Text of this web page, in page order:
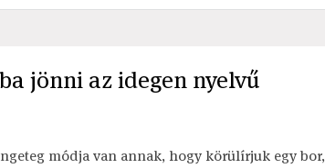
jönni az idegen nyelvű
módja van annak, hogy körülírjuk egy bor,